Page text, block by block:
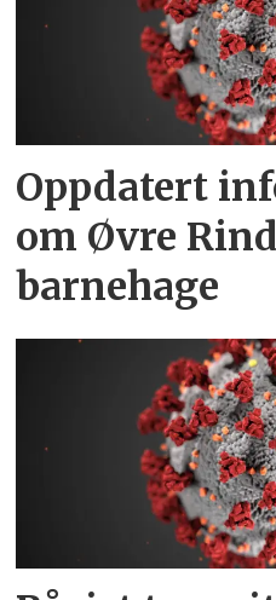
Oppdatert
om Øvre
barnehage